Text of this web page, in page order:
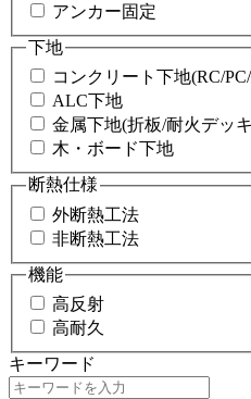
アンカー固定
下地
コンクリート下地(RC/
ALC下地
金属下地(折板/耐火デッ
木・ボード下地
断熱仕様
外断熱工法
非断熱工法
機能
高反射
高耐久
キーワード